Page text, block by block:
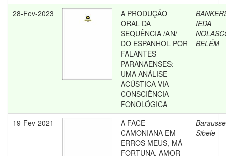
28-Fev-2023
A PRODUÇÃO
ORAL DA
SEQUÊNCIA /AN/
DO ESPANHOL POR
FALANTES
PARANAENSES:
UMA ANÁLISE
ACÚSTICA VIA
CONSCIÊNCIA
FONOLÓGICA
IEDA
BELÉM
19-Fev-2021
A FACE
CAMONIANA EM
ERROS MEUS, MÁ
FORTUNA, AMOR
Sibele